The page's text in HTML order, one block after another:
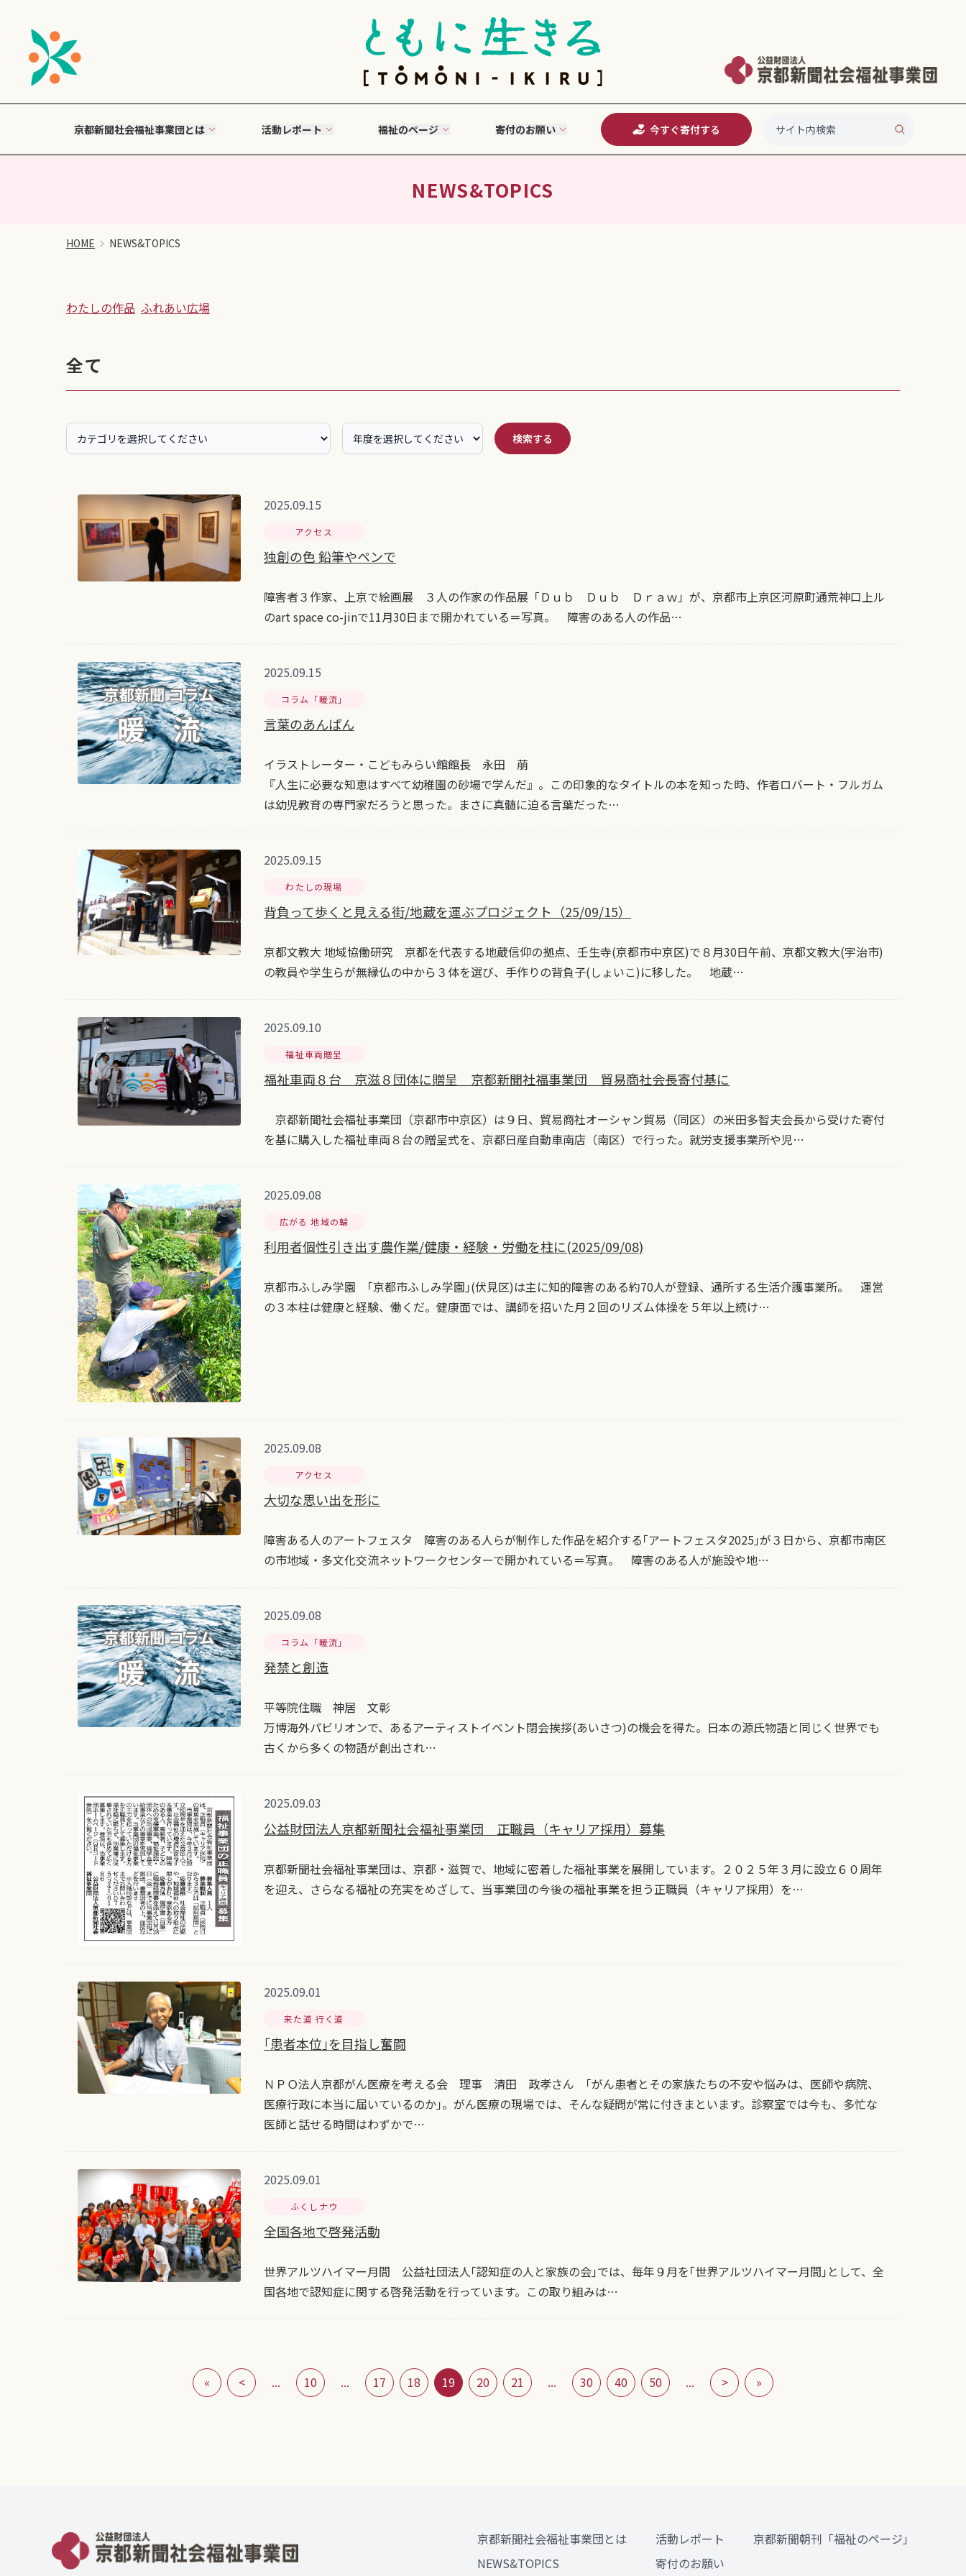
京都新聞社会福祉事業団とは 活動レポート 福祉のページ 寄付のお願い 今すぐ寄付する
NEWS&TOPICS
HOME NEWS&TOPICS
わたしの作品 ふれあい広場
全て
検索する
2025.09.15
アクセス
独創の色 鉛筆やペンで
障害者３作家、上京で絵画展 ３人の作家の作品展「Ｄｕｂ Ｄｕｂ Ｄｒａｗ」が、京都市上京区河原町通荒神口上ル
のart space co-jinで11月30日まで開かれている＝写真。 障害のある人の作品…
2025.09.15
コラム「暖流」
言葉のあんぱん
イラストレーター・こどもみらい館館長 永田 萠
『人生に必要な知恵はすべて幼稚園の砂場で学んだ』。この印象的なタイトルの本を知った時、作者ロバート・フルガム
は幼児教育の専門家だろうと思った。まさに真髄に迫る言葉だった…
2025.09.15
わたしの現場
背負って歩くと見える街/地蔵を運ぶプロジェクト（25/09/15）
京都文教大 地域協働研究 京都を代表する地蔵信仰の拠点、壬生寺(京都市中京区)で８月30日午前、京都文教大(宇治市)
の教員や学生らが無縁仏の中から３体を選び、手作りの背負子(しょいこ)に移した。 地蔵…
2025.09.10
福祉車両贈呈
福祉車両８台 京滋８団体に贈呈 京都新聞社福事業団 貿易商社会長寄付基に
京都新聞社会福祉事業団（京都市中京区）は９日、貿易商社オーシャン貿易（同区）の米田多智夫会長から受けた寄付
を基に購入した福祉車両８台の贈呈式を、京都日産自動車南店（南区）で行った。就労支援事業所や児…
2025.09.08
広がる 地域の輪
利用者個性引き出す農作業/健康・経験・労働を柱に(2025/09/08)
京都市ふしみ学園 ｢京都市ふしみ学園｣(伏見区)は主に知的障害のある約70人が登録、通所する生活介護事業所。 運営
の３本柱は健康と経験、働くだ。健康面では、講師を招いた月２回のリズム体操を５年以上続け…
2025.09.08
アクセス
大切な思い出を形に
障害ある人のアートフェスタ 障害のある人らが制作した作品を紹介する｢アートフェスタ2025｣が３日から、京都市南区
の市地域・多文化交流ネットワークセンターで開かれている＝写真。 障害のある人が施設や地…
2025.09.08
コラム「暖流」
発禁と創造
平等院住職 神居 文彰
万博海外パビリオンで、あるアーティストイベント閉会挨拶(あいさつ)の機会を得た。日本の源氏物語と同じく世界でも
古くから多くの物語が創出され…
2025.09.03
公益財団法人京都新聞社会福祉事業団 正職員（キャリア採用）募集
京都新聞社会福祉事業団は、京都・滋賀で、地域に密着した福祉事業を展開しています。２０２５年３月に設立６０周年
を迎え、さらなる福祉の充実をめざして、当事業団の今後の福祉事業を担う正職員（キャリア採用）を…
2025.09.01
来た道 行く道
｢患者本位｣を目指し奮闘
ＮＰＯ法人京都がん医療を考える会 理事 清田 政孝さん ｢がん患者とその家族たちの不安や悩みは、医師や病院、
医療行政に本当に届いているのか｣。がん医療の現場では、そんな疑問が常に付きまといます。診察室では今も、多忙な
医師と話せる時間はわずかで…
2025.09.01
ふくしナウ
全国各地で啓発活動
世界アルツハイマー月間 公益社団法人｢認知症の人と家族の会｣では、毎年９月を｢世界アルツハイマー月間｣として、全
国各地で認知症に関する啓発活動を行っています。この取り組みは…
« < ... 10 ... 17 18 19 20 21 ... 30 40 50 ... > »
京都新聞社会福祉事業団とは 活動レポート
京都新聞朝刊「福祉のページ」
NEWS&TOPICS
寄付のお願い